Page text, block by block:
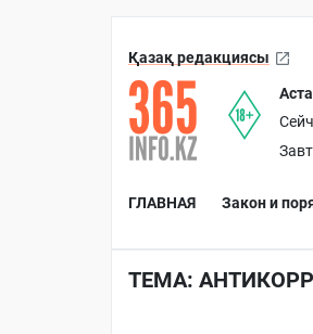
Қазақ редакциясы
ГЛАВНАЯ Закон и
ТЕМА: